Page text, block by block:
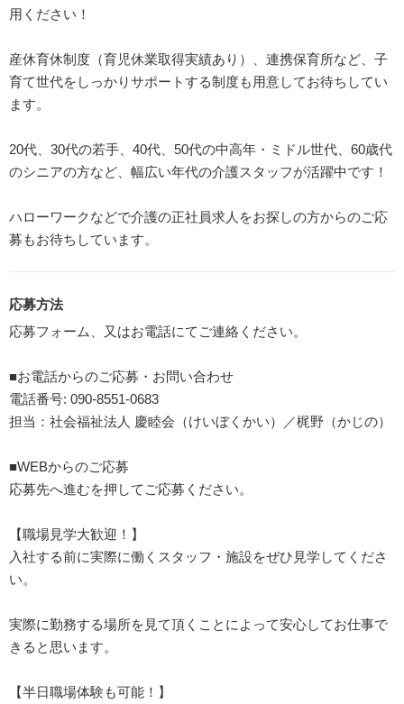
用ください！
産休育休制度（育児休業取得実績あり）、連携保育所など、子
育て世代をしっかりサポートする制度も用意してお待ちしてい
ます。
20代、30代の若手、40代、50代の中高年・ミドル世代、60歳代
のシニアの方など、幅広い年代の介護スタッフが活躍中です！
ハローワークなどで介護の正社員求人をお探しの方からのご応
募もお待ちしています。
応募方法
応募フォーム、又はお電話にてご連絡ください。
■お電話からのご応募・お問い合わせ
電話番号: 090-8551-0683
担当：社会福祉法人 慶睦会（けいぼくかい）／梶野（かじの）
■WEBからのご応募
応募先へ進むを押してご応募ください。
【職場見学大歓迎！】
入社する前に実際に働くスタッフ・施設をぜひ見学してくださ
い。
実際に勤務する場所を見て頂くことによって安心してお仕事で
きると思います。
【半日職場体験も可能！】